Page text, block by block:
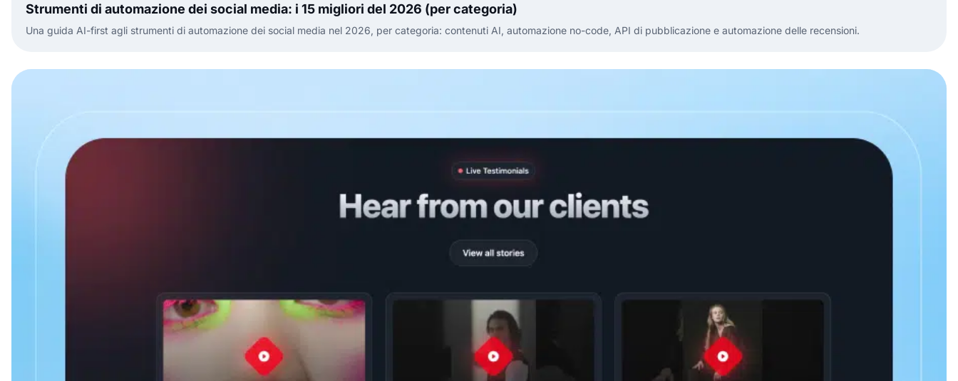
Strumenti di automazione dei social media: i 15 migliori del 2026 (per categoria)
Una guida AI-first agli strumenti di automazione dei social media nel 2026, per categoria: contenuti AI, automazione no-code, API di pubblicazione e automazione delle recensioni.